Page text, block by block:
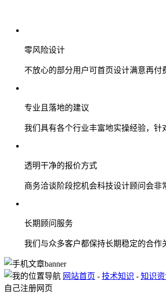
零风险设计
不放心的部分用户可首页设计满意再付
专业且落地的建议
我们具有各个行业丰富地实操经验，
透明干净的报价方式
商务洽谈阶段挖机会科技设计顾问会
长期顾问服务
我们与众多客户都保持长期稳定的合
网站首页 - 技术知识 - 知识
自己注册网页